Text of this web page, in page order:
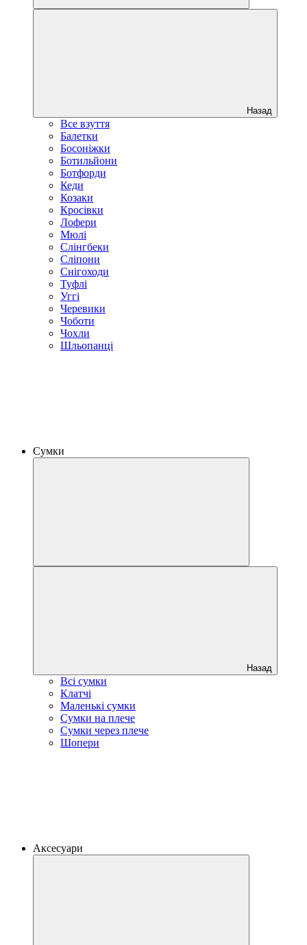
Назад
Все взуття
Балетки
Босоніжки
Ботильйони
Ботфорди
Кеди
Козаки
Кросівки
Лофери
Мюлі
Слінгбеки
Сліпони
Снігоходи
Туфлі
Уггі
Черевики
Чоботи
Чохли
Шльопанці
Сумки
Назад
Всі сумки
Клатчі
Маленькі сумки
Сумки на плече
Сумки через плече
Шопери
Аксесуари